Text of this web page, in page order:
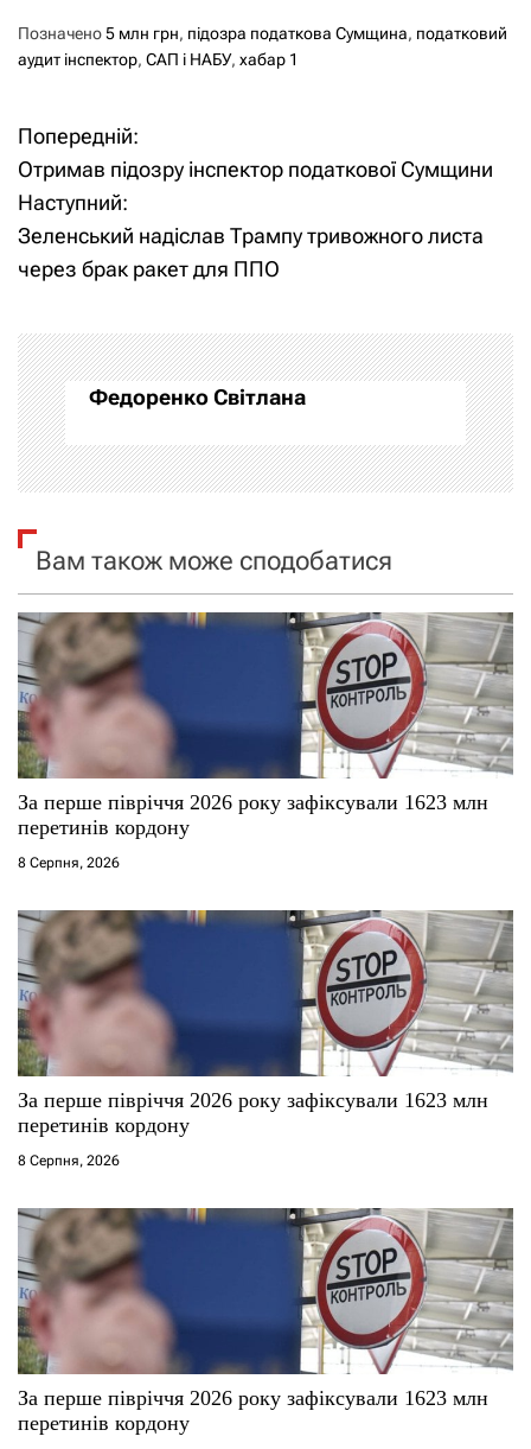
Позначено5 млн грн, підозра податкова Сумщина, податковий
аудит інспектор, САП і НАБУ, хабар 1
Н
а
в
г
а
ц
і
я
з
а
п
и
с
і
в
Попередній:
Отримав підозру інспектор податкової Сумщини
Наступний:
Зеленський надіслав Трампу тривожного листа
через брак ракет для ППО
Федоренко Світлана
Вам також може сподобатися
За перше півріччя 2026 року зафіксували 1623 млн
перетинів кордону
8 Серпня, 2026
За перше півріччя 2026 року зафіксували 1623 млн
перетинів кордону
8 Серпня, 2026
За перше півріччя 2026 року зафіксували 1623 млн
перетинів кордону